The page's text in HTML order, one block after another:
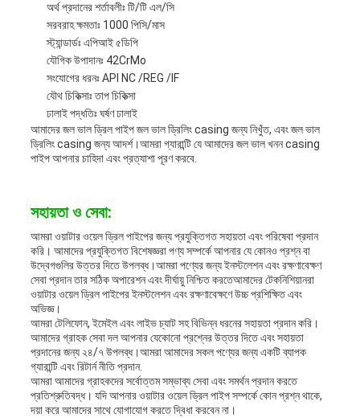
অর্থ প্রদানের শর্তাবলীঃ টি/টি এল/সি
সরবরাহ ক্ষমতাঃ 1000 পিসি/মাস
স্ট্যান্ডার্ডঃ এপিআই ৫ডিপি
যৌগিক উপাদানঃ 42CrMo
সংযোগের ধরনঃ API NC /REG /IF
যৌথ চিকিত্সাঃ তাপ চিকিত্সা
ঢালাই পদ্ধতিঃ ঘর্ষণ ঢালাই
আমাদের জল ভাল ড্রিল পাইপ জল ভাল ড্রিলিং casing জন্য নিখুঁত, এবং জল ভাল
ড্রিলিং casing জন্য আদর্শ।আমরা গ্যারান্টি যে আমাদের জল ভাল খনন casing
পাইপ আপনার চাহিদা এবং প্রত্যাশা পূরণ করবে.
সহায়তা ও সেবা:
আমরা ওয়াটার ওয়েল ড্রিল পাইপের জন্য প্রযুক্তিগত সহায়তা এবং পরিষেবা প্রদান
করি। আমাদের প্রযুক্তিগত বিশেষজ্ঞরা পণ্য সম্পর্কে আপনার যে কোনও প্রশ্ন বা
উদ্বেগগুলির উত্তর দিতে উপলব্ধ।আমরা পণ্যের জন্য ইনস্টলেশন এবং রক্ষণাবেক্ষণ
সেবা প্রদান তার সঠিক অপারেশন এবং দীর্ঘায়ু নিশ্চিত করতেআমাদের টেকনিশিয়ানরা
ওয়াটার ওয়েল ড্রিল পাইপের ইনস্টলেশন এবং রক্ষণাবেক্ষণে উচ্চ প্রশিক্ষিত এবং
অভিজ্ঞ।
আমরা টেলিফোন, ইমেইল এবং লাইভ চ্যাট সহ বিভিন্ন ধরনের সহায়তা প্রদান করি।
আমাদের গ্রাহক সেবা দল আপনার যেকোনো প্রশ্নের উত্তর দিতে এবং সহায়তা
প্রদানের জন্য ২৪/৭ উপলব্ধ।আমরা আমাদের সকল পণ্যের জন্য একটি ব্যাপক
গ্যারান্টি এবং রিটার্ন নীতি প্রদান.
আমরা আমাদের গ্রাহকদের সর্বোত্তম সম্ভাব্য সেবা এবং সমর্থন প্রদান করতে
প্রতিশ্রুতিবদ্ধ। যদি আপনার ওয়াটার ওয়েল ড্রিল পাইপ সম্পর্কে কোন প্রশ্ন থাকে,
দয়া করে আমাদের সাথে যোগাযোগ করতে দ্বিধা করবেন না।